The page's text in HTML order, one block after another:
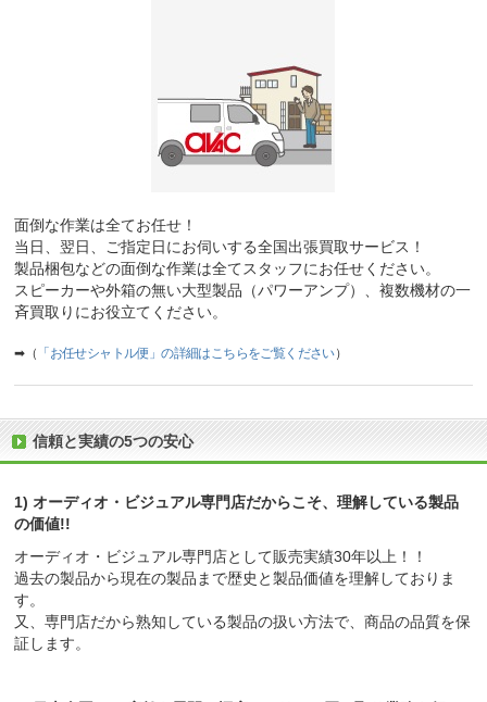
面倒な作業は全てお任せ！
当日、翌日、ご指定日にお伺いする全国出張買取サービス！
製品梱包などの面倒な作業は全てスタッフにお任せください。
スピーカーや外箱の無い大型製品（パワーアンプ）、複数機材の一
斉買取りにお役立てください。
➡（ 「お任せシャトル便」の詳細はこちらをご覧ください）
信頼と実績の5つの安心
1) オーディオ・ビジュアル専門店だからこそ、理解している製品
の価値!!
オーディオ・ビジュアル専門店として販売実績30年以上！！
過去の製品から現在の製品まで歴史と製品価値を理解しておりま
す。
又、専門店だから熟知している製品の扱い方法で、商品の品質を保
証します。